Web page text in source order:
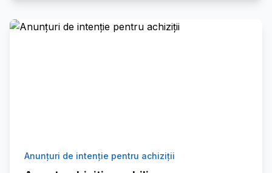
Anunțuri de intenție pentru achiziții